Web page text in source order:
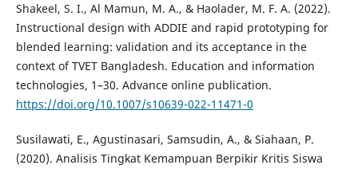
Shakeel, S. I., Al Mamun, M. A., & Haolader, M. F. A. (2022).
Instructional design with ADDIE and rapid prototyping for
blended learning: validation and its acceptance in the
context of TVET Bangladesh. Education and information
technologies, 1–30. Advance online publication.
https://doi.org/10.1007/s10639-022-11471-0
Susilawati, E., Agustinasari, Samsudin, A., & Siahaan, P.
(2020). Analisis Tingkat Kemampuan Berpikir Kritis Siswa